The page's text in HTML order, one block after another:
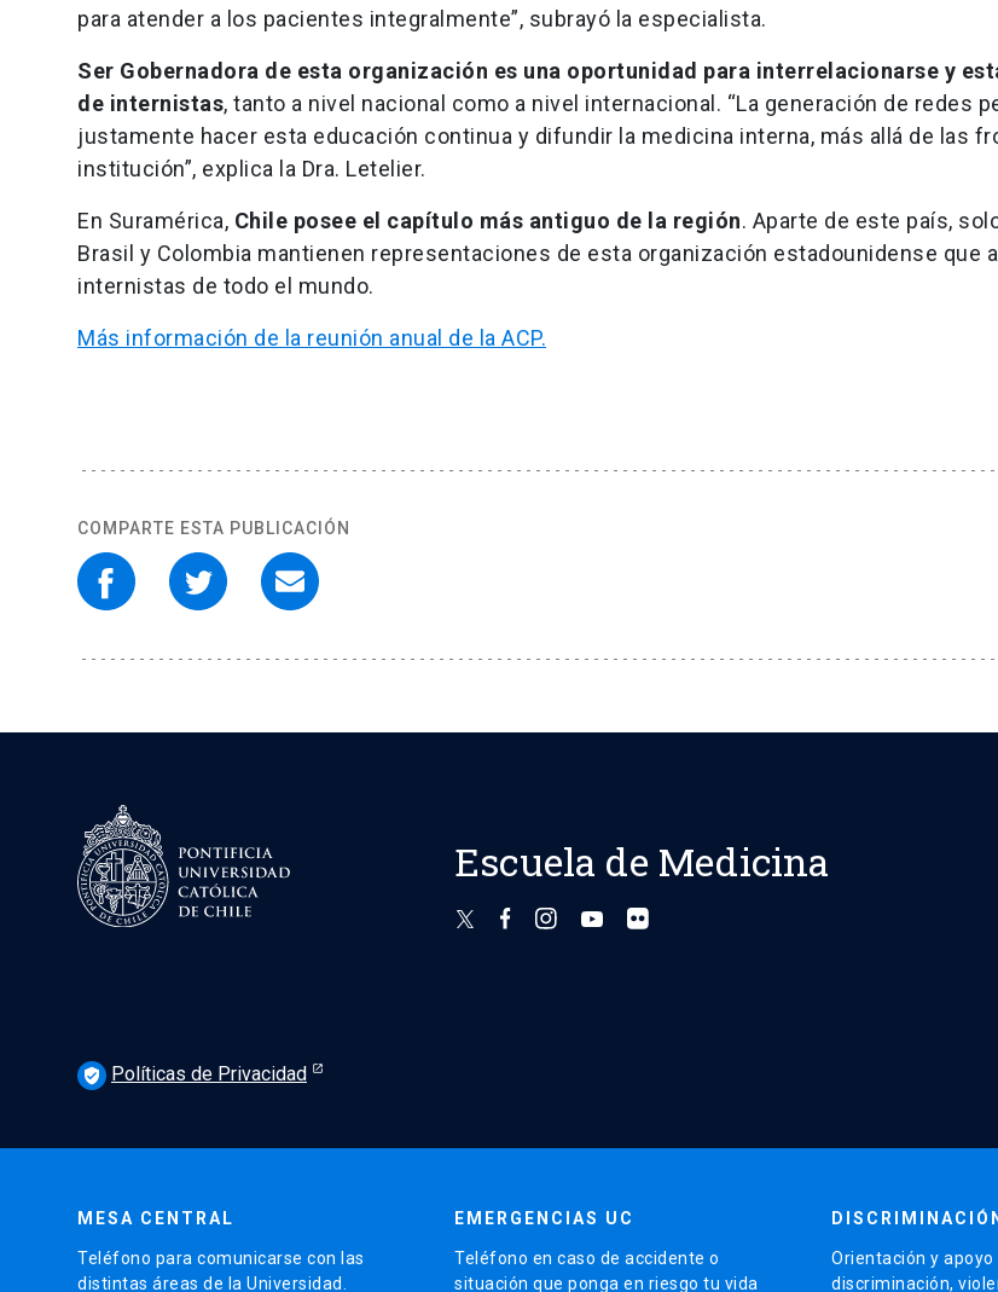
para atender a los pacientes integralmente”, subrayó la especialista.
Ser Gobernadora de esta organización es una oportunidad para interrelacionarse y
de internistas, tanto a nivel nacional como a nivel internacional. “La generación de redes
justamente hacer esta educación continua y difundir la medicina interna, más allá de las
institución”, explica la Dra. Letelier.
En Suramérica, Chile posee el capítulo más antiguo de la región. Aparte de este país,
Brasil y Colombia mantienen representaciones de esta organización estadounidense que
internistas de todo el mundo.
Más información de la reunión anual de la ACP.
COMPARTE ESTA PUBLICACIÓN
Escuela de Medicina
verified_user Políticas de Privacidad
MESA CENTRAL
Teléfono para comunicarse con las
distintas áreas de la Universidad.
EMERGENCIAS UC
Teléfono en caso de accidente o
situación que ponga en riesgo tu vida
Orientación y apoyo
discriminación,